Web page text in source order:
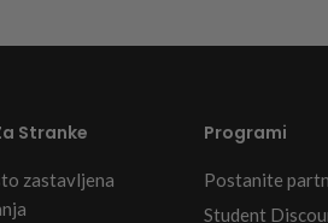
Stranke
zastavljena
Programi
Postanite
Student